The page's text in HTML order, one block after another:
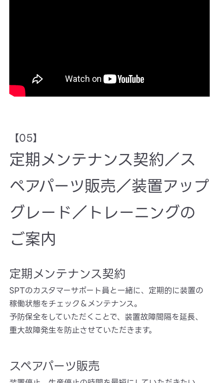
【05】
定期メンテナンス契約／ス
ペアパーツ販売／装置アップ
グレード／トレーニングの
ご案内
定期メンテナンス契約
SPTのカスタマーサポート員と一緒に、定期的に装置の
稼働状態をチェック＆メンテナンス。
予防保全をしていただくことで、装置故障間隔を延長、
重大故障発生を防止させていただきます。
スペアパーツ販売